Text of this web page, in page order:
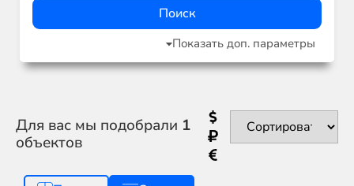
Поиск
Показать доп. параметры
Для вас мы подобрали 1
объектов